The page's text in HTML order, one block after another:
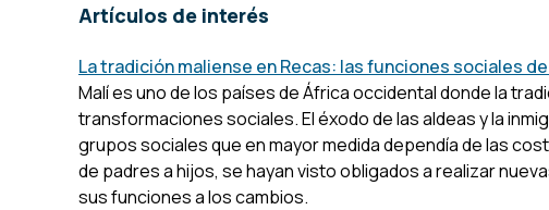
Artículos de interés
La tradición maliense en Recas: las funciones sociales
Malí es uno de los países de África occidental donde la
transformaciones sociales. El éxodo de las aldeas y la
grupos sociales que en mayor medida dependía de las
de padres a hijos, se hayan visto obligados a realizar
sus funciones a los cambios.